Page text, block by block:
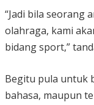
“Jadi bila seorang
olahraga, kami
bidang sport,”
Begitu pula untuk
bahasa, maupun